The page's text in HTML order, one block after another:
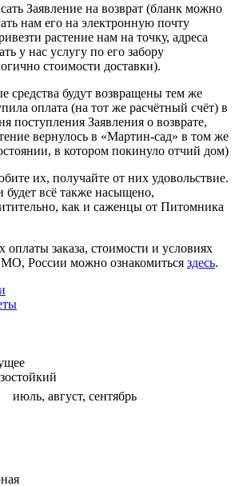
Заявление на возврат (бланк можно
нам его на электронную почту
растение нам на точку, адреса
у нас услугу по его забору
стоимости доставки).
средства будут возвращены тем же
оплата (на тот же расчётный счёт) в
поступления Заявления о возврате,
вернулось в «Мартин-сад» в том же
в котором покинуло отчий дом)
их, получайте от них удовольствие.
всё также насыщено,
как и саженцы от Питомника
оплаты заказа, стоимости и условиях
России можно ознакомиться здесь.
июль, август, сентябрь